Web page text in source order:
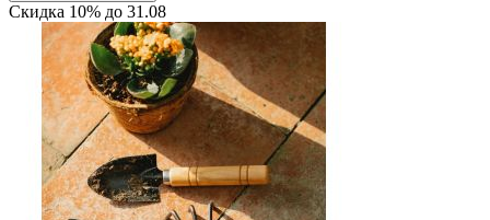
Скидка 10% до 31.08